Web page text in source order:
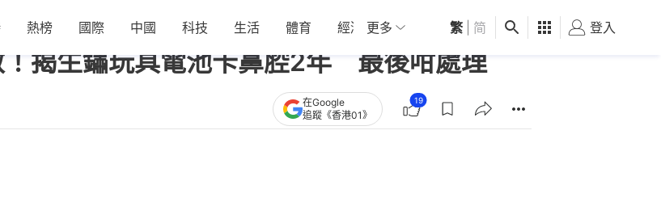
熱榜 國際 中國 科技 生活 體育 經濟 01深圳 觀點 健康 好食玩飛
更多 繁 简 登入
揭生鏽玩具電池卡鼻腔2年 最後咁處理
在Google
追蹤《香港01》
19